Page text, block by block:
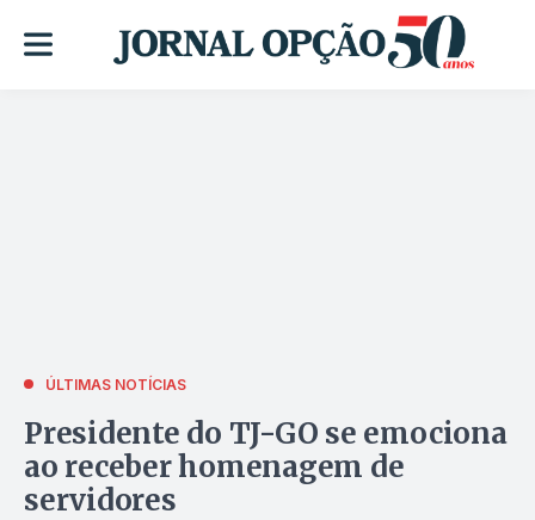
ÚLTIMAS NOTÍCIAS
Presidente do TJ-GO se emociona
ao receber homenagem de
servidores